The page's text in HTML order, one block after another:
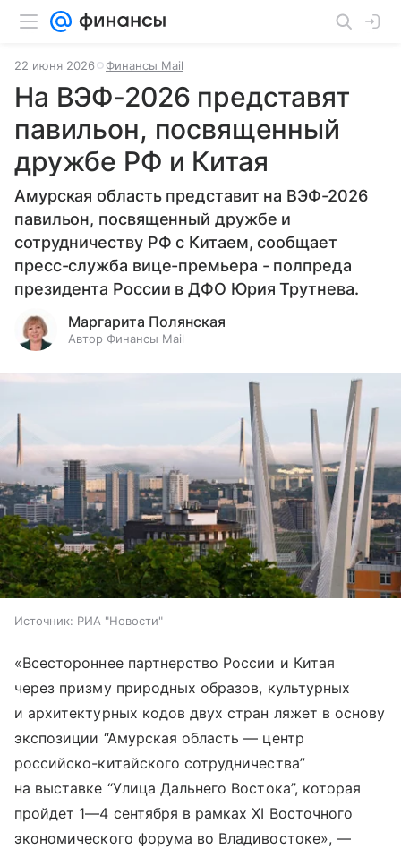
22 июня 2026 Финансы Mail
На ВЭФ-2026 представят
павильон, посвященный
дружбе РФ и Китая
Амурская область представит на ВЭФ-2026
павильон, посвященный дружбе и
сотрудничеству РФ с Китаем, сообщает
пресс-служба вице-премьера - полпреда
президента России в ДФО Юрия Трутнева.
Маргарита Полянская
Автор Финансы Mail
Источник: РИА "Новости"
«Всестороннее партнерство России и Китая
через призму природных образов, культурных
и архитектурных кодов двух стран ляжет в основу
экспозиции “Амурская область — центр
российско-китайского сотрудничества”
на выставке “Улица Дальнего Востока”, которая
пройдет 1—4 сентября в рамках XI Восточного
экономического форума во Владивостоке», —